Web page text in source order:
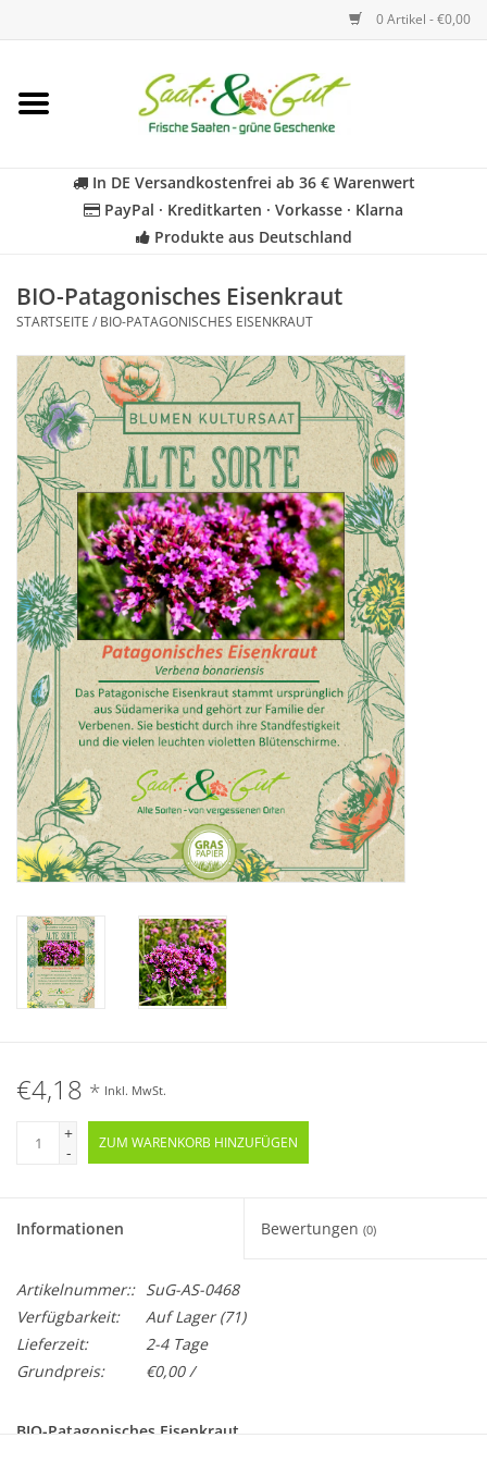
0 Artikel - €0,00
Startseite
Kräuter
Für Kinder
Geschenkideen
Katalog
In DE Versandkostenfrei ab 36 € Warenwert
PayPal · Kreditkarten · Vorkasse · Klarna
Produkte aus Deutschland
BIO-Patagonisches Eisenkraut
STARTSEITE / BIO-PATAGONISCHES EISENKRAUT
€4,18 * Inkl. MwSt.
+
-
ZUM WARENKORB HINZUFÜGEN
Informationen Bewertungen (0)
Artikelnummer:: SuG-AS-0468
Verfügbarkeit:
Auf Lager(71)
Lieferzeit:
2-4 Tage
Grundpreis:
€0,00 /
BIO-Patagonisches Eisenkraut